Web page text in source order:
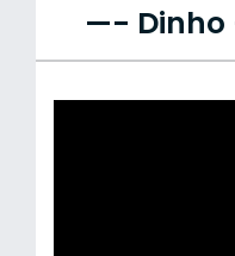
—- Dinho